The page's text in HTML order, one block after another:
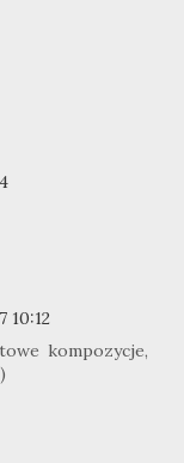
10:12
kompozycje,